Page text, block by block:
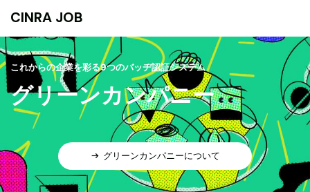
CINRA JOB
これからの企業を彩る9つのバッヂ認証システム
グリーンカンパニー
グリーンカンパニーについて